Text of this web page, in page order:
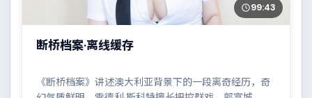
99:43
断桥档案·离线缓存
《断桥档案》讲述澳大利亚背景下的一段离奇经历，奇